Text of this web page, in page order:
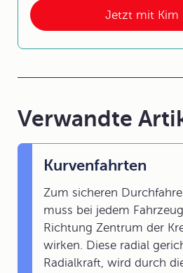
Jetzt mit Kim
Verwandte
Kurvenfahrten
Zum sicheren
muss bei jedem
Richtung Zentrum der
wirken. Diese radial
Radialkraft, wird durch